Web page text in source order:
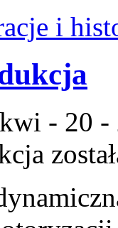
i
kwi - 20 -